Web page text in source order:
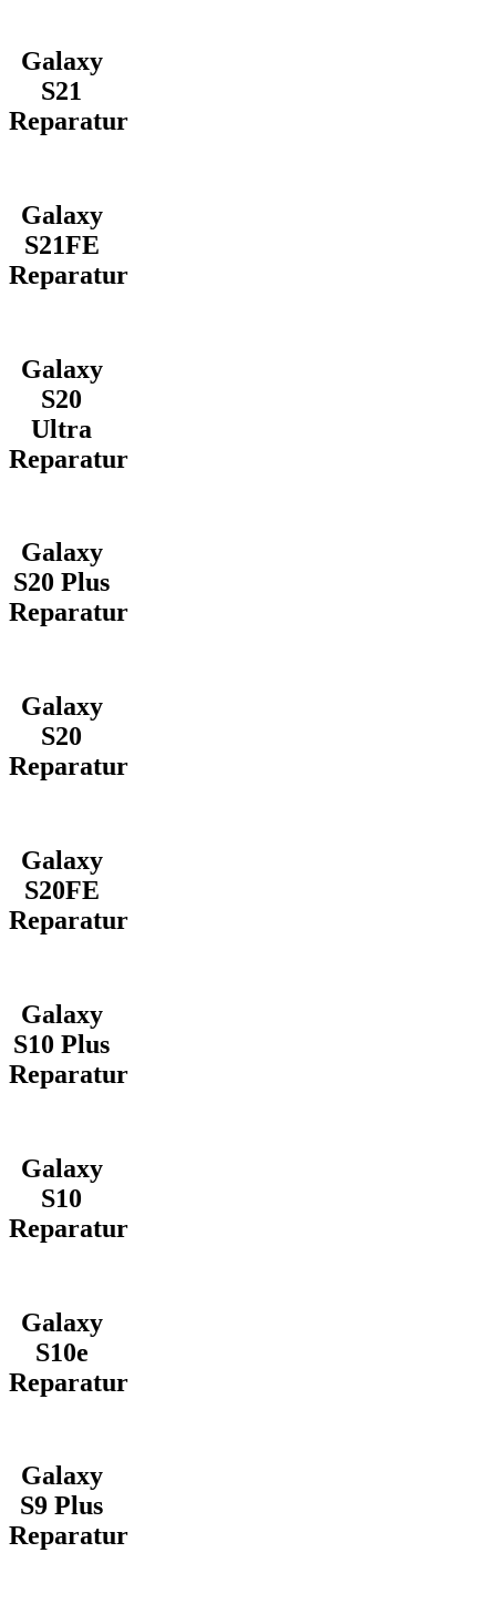
Galaxy
S21
Reparatur
Galaxy
S21FE
Reparatur
Galaxy
S20
Ultra
Reparatur
Galaxy
S20 Plus
Reparatur
Galaxy
S20
Reparatur
Galaxy
S20FE
Reparatur
Galaxy
S10 Plus
Reparatur
Galaxy
S10
Reparatur
Galaxy
S10e
Reparatur
Galaxy
S9 Plus
Reparatur